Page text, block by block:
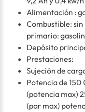
Alimentación :
Combustible:
primario:
Depósito
Prestaciones:
Sujeción de
Potencia de 150
(potencia max)
(par max)